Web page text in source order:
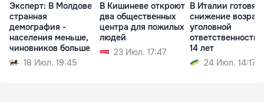
Эксперт: В Молдове
странная
демография -
населения меньше,
чиновников больше
18 Июл. 19:45
В Кишиневе откроют
два общественных
центра для пожилых
людей
23 Июл. 17:47
В Италии готовят
снижение
уголовной
ответственности
14 лет
24 Июл. 14:17